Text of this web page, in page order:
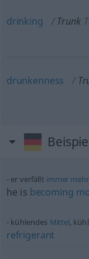
drinking Trunk
drunkenness
er verfällt immer mehr
he is becoming
kühlendes Mittel,
refrigerant